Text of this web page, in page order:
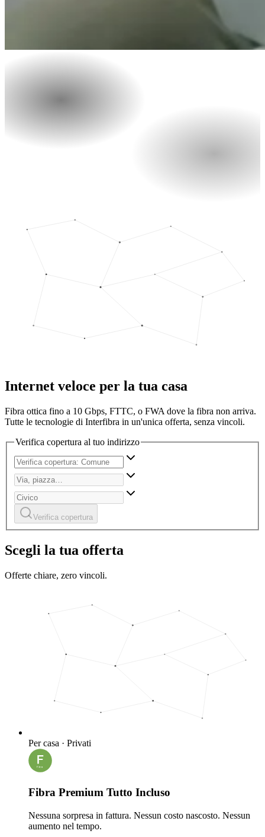
Internet veloce per la tua casa
Fibra ottica fino a 10 Gbps, FTTC, o FWA dove la fibra non arriva.
Tutte le tecnologie di Interfibra in un'unica offerta, senza vincoli.
Verifica copertura al tuo indirizzo
Verifica copertura
Scegli la tua offerta
Offerte chiare, zero vincoli.
Per casa · Privati
Fibra Premium Tutto Incluso
Nessuna sorpresa in fattura. Nessun costo nascosto. Nessun
aumento nel tempo.